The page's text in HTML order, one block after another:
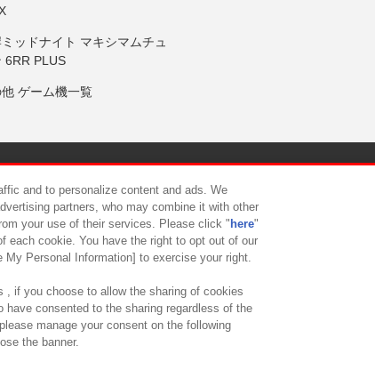
ッドナイト マキシマムチュ
6RR PLUS
ゲーム機一覧
について カスタマーハラスメント対応方針
and to personalize content and ads. We
partners, who may combine it with other
your use of their services. Please click " here"
each cookie. You have the right to opt out of our
Personal Information] to exercise your right.
, if you choose to allow the sharing of cookies
have consented to the sharing regardless of the
manage your consent on the following
the banner.